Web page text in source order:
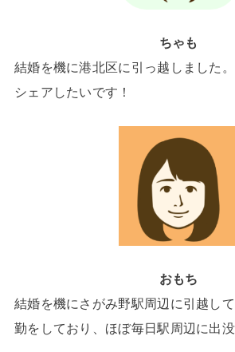
ちゃも
結婚を機に港北区に引っ越しました
シェアしたいです！
おもち
結婚を機にさがみ野駅周辺に引越し
勤をしており、ほぼ毎日駅周辺に出没